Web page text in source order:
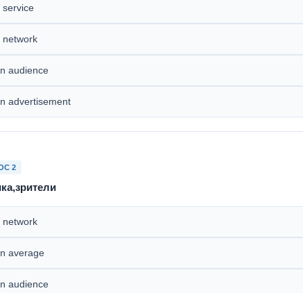
service
network
audience
advertisement
2
network
average
audience